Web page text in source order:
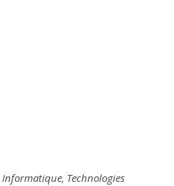
Informatique, Technologies